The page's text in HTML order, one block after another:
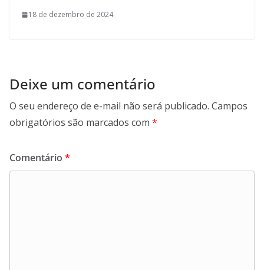
18 de dezembro de 2024
Deixe um comentário
O seu endereço de e-mail não será publicado. Campos
obrigatórios são marcados com *
Comentário *